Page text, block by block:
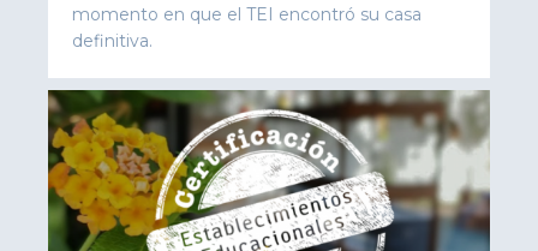
momento en que el TEI encontró su casa
definitiva.